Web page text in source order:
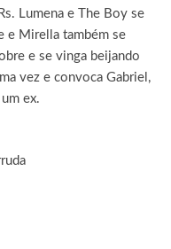
Lumena e The Boy se
e Mirella também se
e se vinga beijando
vez e convoca Gabriel,
ex.